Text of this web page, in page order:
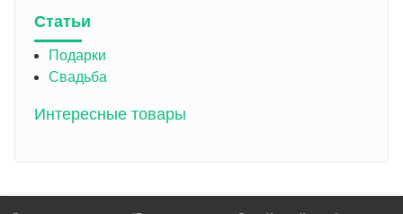
Статьи
Подарки
Свадьба
Интересные товары